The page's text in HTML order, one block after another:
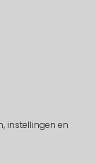
instellingen en